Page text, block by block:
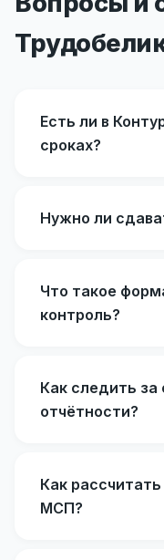
Есть ли в
сроках?
Нужно ли
Что такое
контроль?
Как следить
отчётности?
Как
МСП?